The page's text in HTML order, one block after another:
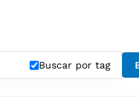
Buscar por tag